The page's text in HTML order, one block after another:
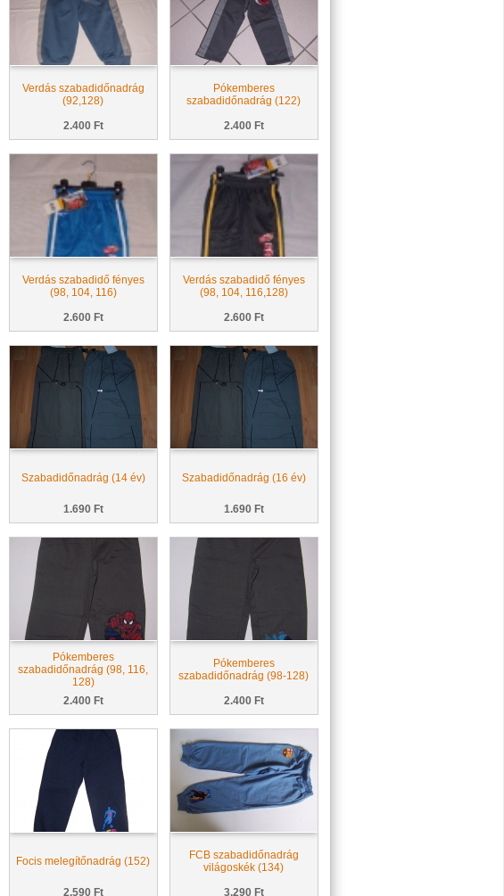
Verdás szabadidőnadrág
(92,128)
2.400 Ft
Pókemberes
szabadidőnadrág (122)
2.400 Ft
Verdás szabadidő fényes
(98, 104, 116)
2.600 Ft
Verdás szabadidő fényes
(98, 104, 116,128)
2.600 Ft
Szabadidőnadrág (14 év)
1.690 Ft
Szabadidőnadrág (16 év)
1.690 Ft
Pókemberes
szabadidőnadrág (98, 116,
128)
2.400 Ft
Pókemberes
szabadidőnadrág (98-128)
2.400 Ft
Focis melegítőnadrág (152)
2.590 Ft
FCB szabadidőnadrág
világoskék (134)
3.290 Ft